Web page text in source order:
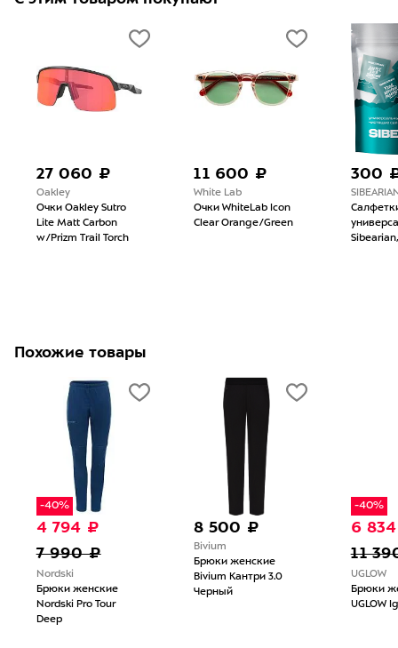
27 060 ₽
Oakley
Очки Oakley Sutro
Lite Matt Carbon
w/Prizm Trail Torch
11 600 ₽
White Lab
Очки WhiteLab Icon
Clear Orange/Green
300
Похожие товары
-40%
4 794 ₽
7 990 ₽
Nordski
Брюки женские
Nordski Pro Tour
Deep
8 500 ₽
Bivium
Брюки женские
Bivium Кантри 3.0
Черный
-40%
6
11
UGLOW
Брюки
UGLOW